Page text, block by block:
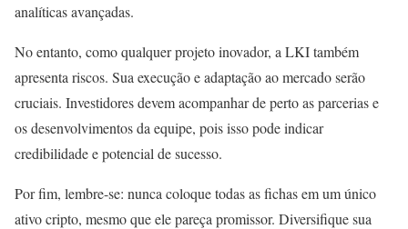
analíticas avançadas.
No entanto, como qualquer projeto inovador, a LKI também
apresenta riscos. Sua execução e adaptação ao mercado serão
cruciais. Investidores devem acompanhar de perto as parcerias e
os desenvolvimentos da equipe, pois isso pode indicar
credibilidade e potencial de sucesso.
Por fim, lembre-se: nunca coloque todas as fichas em um único
ativo cripto, mesmo que ele pareça promissor. Diversifique sua